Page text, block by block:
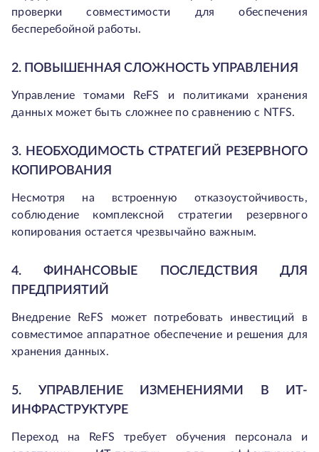
проверки совместимости для обеспечения
бесперебойной работы.
2. ПОВЫШЕННАЯ СЛОЖНОСТЬ УПРАВЛЕНИЯ
Управление томами ReFS и политиками хранения
данных может быть сложнее по сравнению с NTFS.
3. НЕОБХОДИМОСТЬ СТРАТЕГИЙ РЕЗЕРВНОГО
КОПИРОВАНИЯ
Несмотря на встроенную отказоустойчивость,
соблюдение комплексной стратегии резервного
копирования остается чрезвычайно важным.
4. ФИНАНСОВЫЕ ПОСЛЕДСТВИЯ ДЛЯ
ПРЕДПРИЯТИЙ
Внедрение ReFS может потребовать инвестиций в
совместимое аппаратное обеспечение и решения для
хранения данных.
5. УПРАВЛЕНИЕ ИЗМЕНЕНИЯМИ В ИТ-
ИНФРАСТРУКТУРЕ
Переход на ReFS требует обучения персонала и